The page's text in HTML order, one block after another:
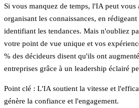
Si vous manquez de temps, l'IA peut vous
organisant les connaissances, en
identifiant les tendances. Mais n'oubliez
votre point de vue unique et vos
% des décideurs disent qu'ils ont
entreprises grâce à un leadership éclairé
Point clé : L'IA soutient la vitesse et
génère la confiance et l'engagement.